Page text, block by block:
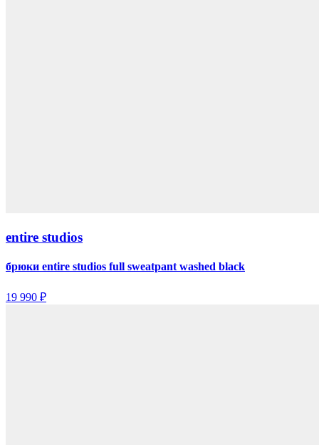
entire studios
брюки entire studios full sweatpant washed black
19 990 ₽